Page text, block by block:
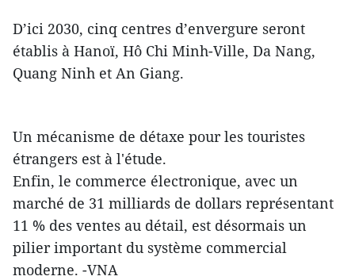
D’ici 2030, cinq centres d’envergure seront
établis à Hanoï, Hô Chi Minh-Ville, Da Nang,
Quang Ninh et An Giang.
Un mécanisme de détaxe pour les touristes
étrangers est à l'étude.
Enfin, le commerce électronique, avec un
marché de 31 milliards de dollars représentant
11 % des ventes au détail, est désormais un
pilier important du système commercial
moderne. -VNA